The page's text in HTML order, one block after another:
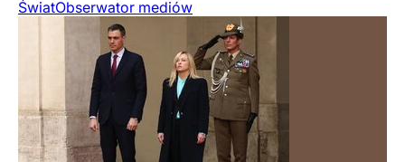
ŚwiatObserwator mediów